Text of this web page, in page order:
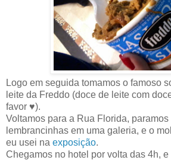
Logo em seguida tomamos o famoso
leite da Freddo (doce de leite com
favor ♥).
Voltamos para a Rua Florida,
lembrancinhas em uma galeria, e o
eu usei na exposição.
Chegamos no hotel por volta das 4h,